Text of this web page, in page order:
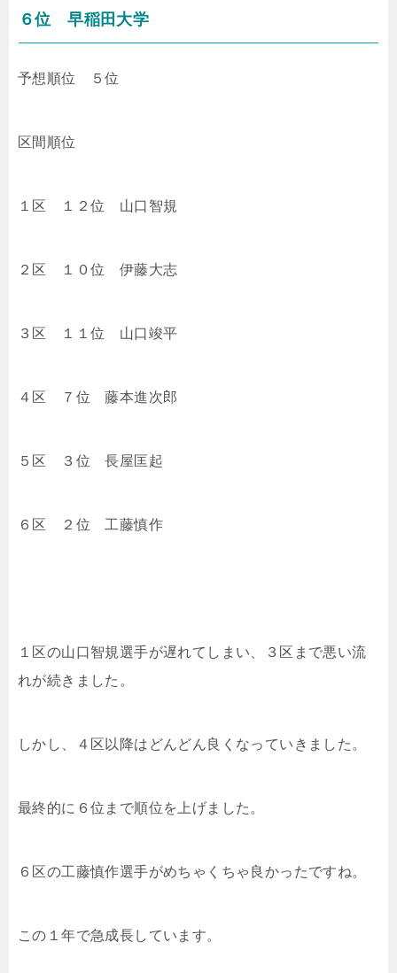
６位 早稲田大学
予想順位 ５位
区間順位
１区 １２位 山口智規
２区 １０位 伊藤大志
３区 １１位 山口竣平
４区 ７位藤本進次郎
５区 ３位長屋匡起
６区 ２位 工藤慎作
１区の山口智規選手が遅れてしまい、３区まで悪い流
れが続きました。
しかし、４区以降はどんどん良くなっていきました。
最終的に６位まで順位を上げました。
６区の工藤慎作選手がめちゃくちゃ良かったですね。
この１年で急成長しています。